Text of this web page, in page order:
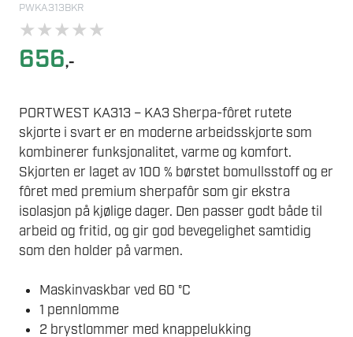
PWKA313BKR
★★★★★
656,-
PORTWEST KA313 – KA3 Sherpa-fôret rutete
skjorte i svart er en moderne arbeidsskjorte som
kombinerer funksjonalitet, varme og komfort.
Skjorten er laget av 100 % børstet bomullsstoff og er
fôret med premium sherpafôr som gir ekstra
isolasjon på kjølige dager. Den passer godt både til
arbeid og fritid, og gir god bevegelighet samtidig
som den holder på varmen.
Maskinvaskbar ved 60 °C
1 pennlomme
2 brystlommer med knappelukking